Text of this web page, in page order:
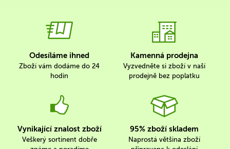
Odesíláme ihned
Zboží vám dodáme do 24
hodin
Kamenná prodejna
Vyzvedněte si zboží v naší
prodejně bez poplatku
Vynikající znalost zboží
Veškerý sortinent dobře
95% zboží skladem
Naprostá většina zboží